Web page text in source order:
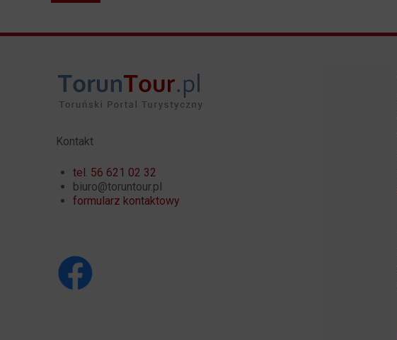
Kontakt
tel. 56 621 02 32
biuro@toruntour.pl
formularz kontaktowy